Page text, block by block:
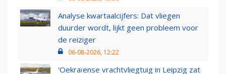
Analyse kwartaalcijfers: Dat vliegen
duurder wordt, lijkt geen probleem voor
de reiziger
06-08-2026, 12:22
'Oekraïense vrachtvliegtuig in Leipzig zat